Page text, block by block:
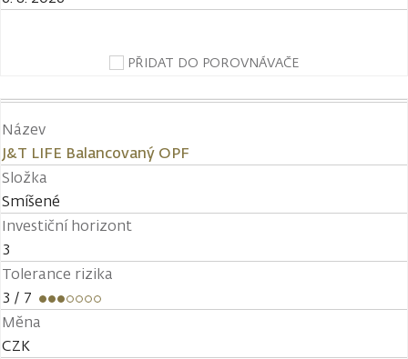
PŘIDAT DO POROVNÁVAČE
Název
J&T LIFE Balancovaný OPF
Složka
Smíšené
Investiční horizont
3
Tolerance rizika
3 / 7
Měna
CZK